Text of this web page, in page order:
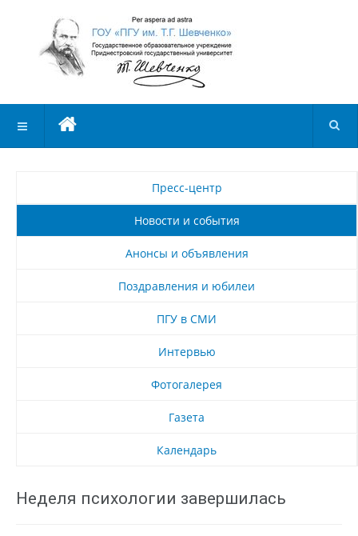
Пресс-центр
Новости и события
Анонсы и объявления
Поздравления и юбилеи
ПГУ в СМИ
Интервью
Фотогалерея
Газета
Календарь
Неделя психологии завершилась